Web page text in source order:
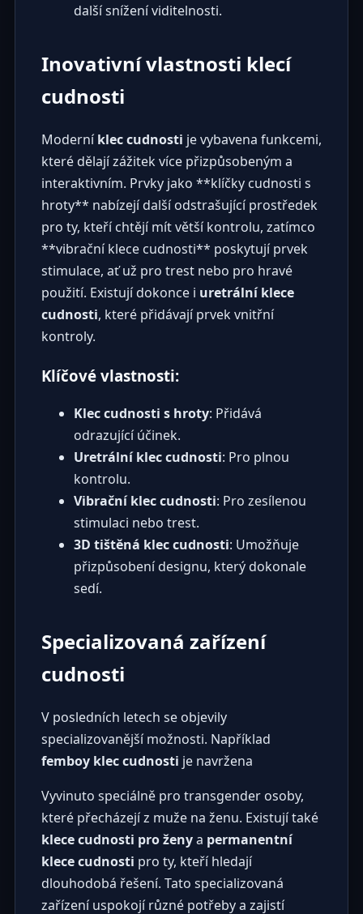
další snížení viditelnosti.
Inovativní vlastnosti klecí
cudnosti
Moderníklec cudnosti je vybavena funkcemi,
které dělají zážitek více přizpůsobeným a
interaktivním. Prvky jako **klíčky cudnosti s
hroty** nabízejí další odstrašující prostředek
pro ty, kteří chtějí mít větší kontrolu, zatímco
**vibrační klece cudnosti** poskytují prvek
stimulace, ať už pro trest nebo pro hravé
použití. Existují dokonce i uretrální klece
cudnosti, které přidávají prvek vnitřní
kontroly.
Klíčové vlastnosti:
Klec cudnosti s hroty: Přidává
odrazující účinek.
Uretrální klec cudnosti: Pro plnou
kontrolu.
Vibrační klec cudnosti: Pro zesílenou
stimulaci nebo trest.
3D tištěná klec cudnosti: Umožňuje
přizpůsobení designu, který dokonale
sedí.
Specializovaná zařízení
cudnosti
V posledních letech se objevily
specializovanější možnosti. Například
femboy klec cudnosti je navržena
Vyvinuto speciálně pro transgender osoby,
které přecházejí z muže na ženu. Existují také
klece cudnosti pro ženya permanentní
klece cudnosti pro ty, kteří hledají
dlouhodobá řešení. Tato specializovaná
zařízení uspokojí různé potřeby a zajistí